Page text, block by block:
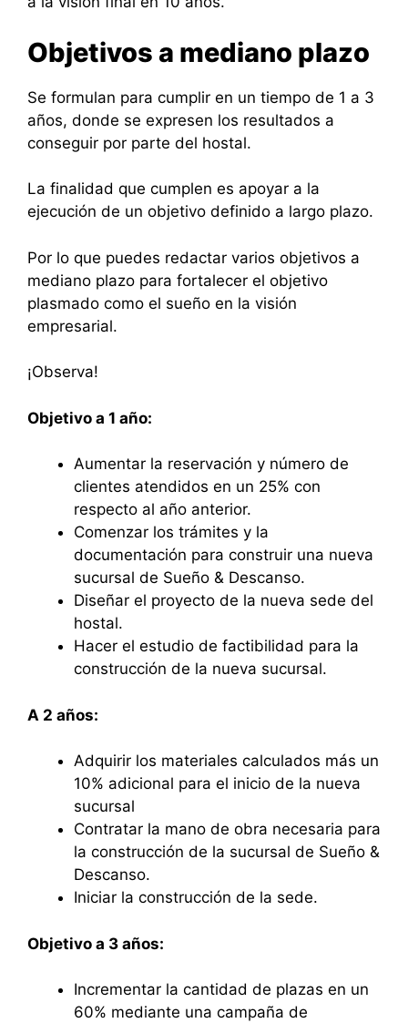
Objetivos a mediano plazo
Se formulan para cumplir en un tiempo de 1 a 3
años, donde se expresen los resultados a
conseguir por parte del hostal.
La finalidad que cumplen es apoyar a la
ejecución de un objetivo definido a largo plazo.
Por lo que puedes redactar varios objetivos a
mediano plazo para fortalecer el objetivo
plasmado como el sueño en la visión
empresarial.
¡Observa!
Objetivo a 1 año:
Aumentar la reservación y número de
clientes atendidos en un 25% con
respecto al año anterior.
Comenzar los trámites y la
documentación para construir una nueva
sucursal de Sueño & Descanso.
Diseñar el proyecto de la nueva sede del
hostal.
Hacer el estudio de factibilidad para la
construcción de la nueva sucursal.
A 2 años:
Adquirir los materiales calculados más un
10% adicional para el inicio de la nueva
sucursal
Contratar la mano de obra necesaria para
la construcción de la sucursal de Sueño &
Descanso.
Iniciar la construcción de la sede.
Objetivo a 3 años:
Incrementar la cantidad de plazas en un
60% mediante una campaña de